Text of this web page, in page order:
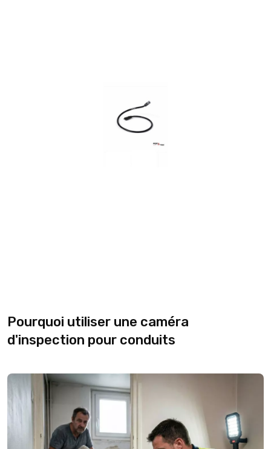
Pourquoi utiliser une caméra
d'inspection pour conduits